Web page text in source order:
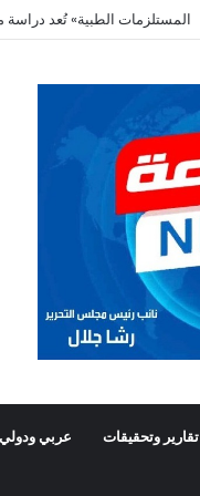
en ligne fiable en France
تقارير وتحقيقات عربي ودولي